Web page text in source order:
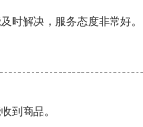
时解决，服务态度非常好。
到商品。